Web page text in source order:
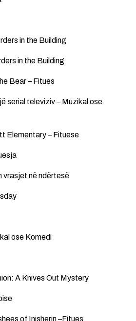
in the Building
in the Building
Bear – Fitues
serial televiziv – Muzikal ose
Elementary – Fituese
vrasjet në ndërtesë
ose Komedi
A Knives Out Mystery
of Inisherin –Fitues